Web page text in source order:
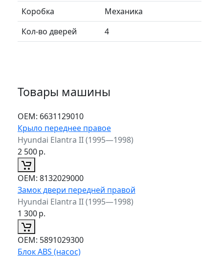
Коробка
Механика
Кол-во дверей
4
Товары машины
ОЕМ: 6631129010
Крыло переднее правое
Hyundai Elantra II (1995—1998)
2 500р.
ОЕМ: 8132029000
Замок двери передней правой
Hyundai Elantra II (1995—1998)
1 300р.
ОЕМ: 5891029300
Блок ABS (насос)